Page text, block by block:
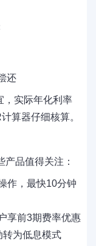
还
，实际年化利率
算器仔细核算。
品值得关注：
作，最快10分钟
享前3期费率优惠
转为低息模式